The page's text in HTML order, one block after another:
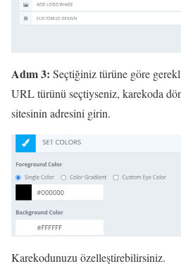
Adım 3: Seçtiğiniz türüne göre
URL türünü seçtiyseniz, karekoda
sitesinin adresini girin.
Karekodunuzu özelleştirebilirsiniz.